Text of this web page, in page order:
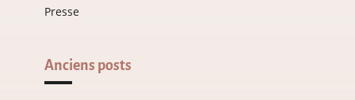
Presse
Anciens posts